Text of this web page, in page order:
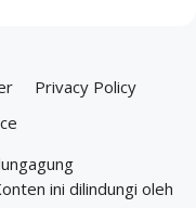
Privacy Policy
ini dilindungi oleh